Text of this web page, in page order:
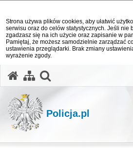
Strona używa plików cookies, aby ułatwić
serwisu oraz do celów statystycznych. Jeśli nie
zgadzasz się na ich użycie oraz zapisanie w
Pamiętaj, że możesz samodzielnie zarządzać
ustawienia przeglądarki. Brak zmiany
wyrażenie zgody.
Policja.pl